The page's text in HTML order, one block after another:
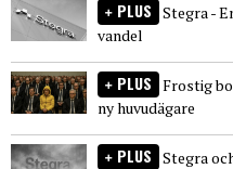
PLUS Stegra -
vandel
PLUS Frostig
ny huvudägare
PLUS Stegra